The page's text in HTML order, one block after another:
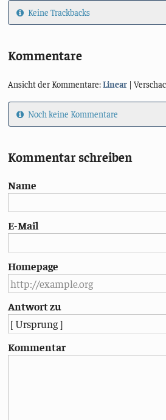
Keine Trackbacks
Kommentare
Ansicht der Kommentare:Linear |
Noch keine Kommentare
Kommentar schreiben
Name
E-Mail
Homepage
Antwort zu
Kommentar